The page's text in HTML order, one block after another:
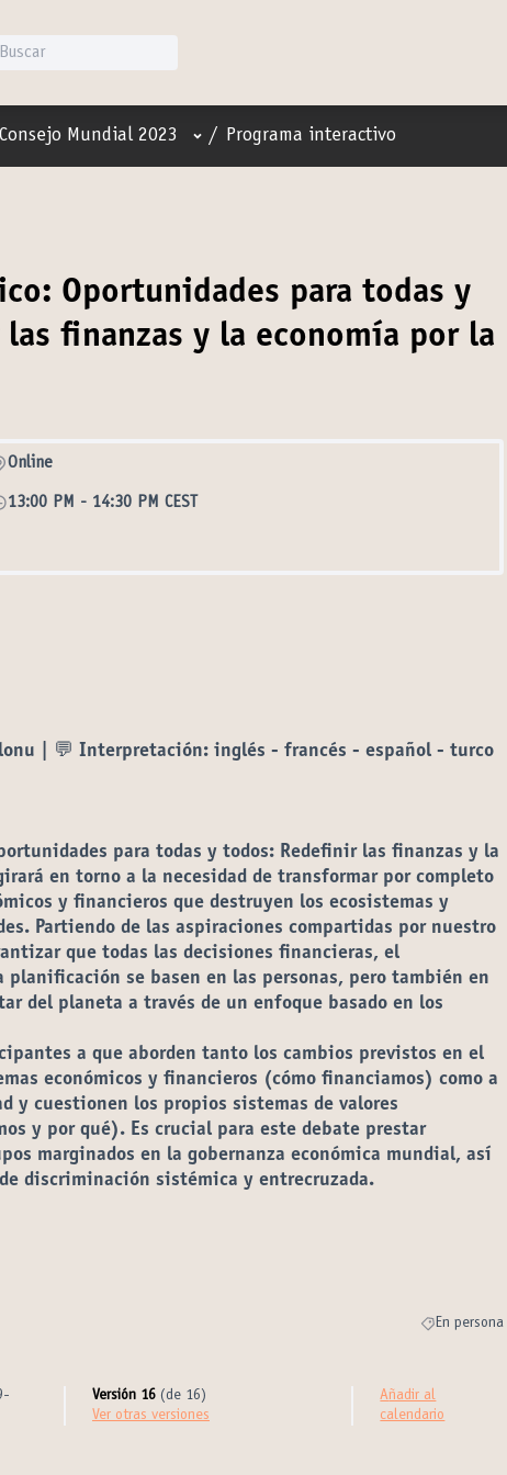
Consejo Mundial 2023 Menú de usuario
/ Programa interactivo
Oportunidades para todas y
finanzas y la economía por la
Online
13:00 PM - 14:30 PM CEST
| 💬 Interpretación: inglés - francés - español - turco
para todas y todos: Redefinir las finanzas y la
en torno a la necesidad de transformar por completo
y financieros que destruyen los ecosistemas y
Partiendo de las aspiraciones compartidas por nuestro
que todas las decisiones financieras, el
se basen en las personas, pero también en
del planeta a través de un enfoque basado en los
a que aborden tanto los cambios previstos en el
económicos y financieros (cómo financiamos) como a
y cuestionen los propios sistemas de valores
y por qué). Es crucial para este debate prestar
marginados en la gobernanza económica mundial, así
discriminación sistémica y entrecruzada.
Resultados
En persona
Versión 16(de 16)
ver otras versiones
Añadir al
calendario